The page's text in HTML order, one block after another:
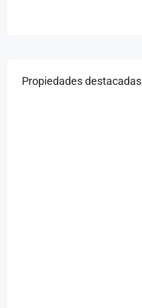
Propiedades destacadas